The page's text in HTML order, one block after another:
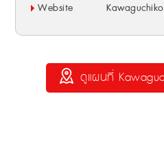
Website
ดูแผนที่